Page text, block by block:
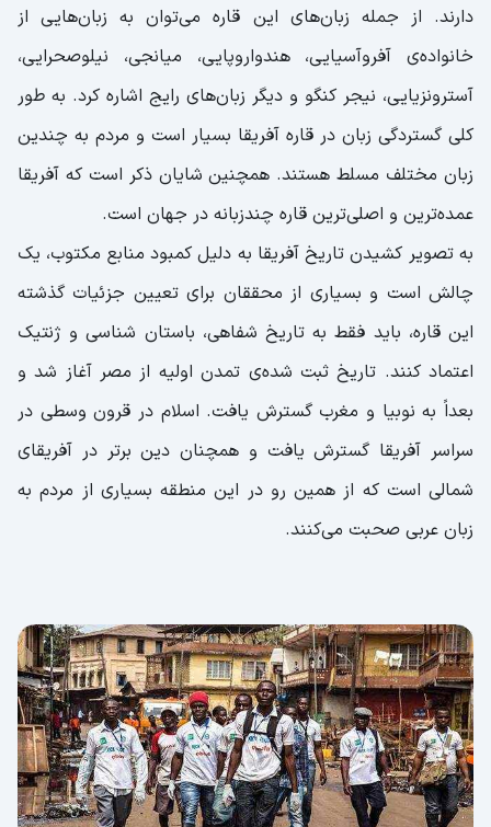
دارند. از جمله زبان‌های این قاره می‌توان به زبان‌هایی از
خانواده‌ی آفروآسیایی، هندواروپایی، میانجی، نیلوصحرایی،
آسترونزیایی، نیجر کنگو و دیگر زبان‌های رایج اشاره کرد. به طور
کلی گستردگی زبان در قاره آفریقا بسیار است و مردم به چندین
زبان مختلف مسلط هستند. همچنین شایان ذکر است که آفریقا
عمده‌ترین و اصلی‌ترین قاره چندزبانه در جهان است.
به تصویر کشیدن تاریخ آفریقا به دلیل کمبود منابع مکتوب، یک
چالش است و بسیاری از محققان برای تعیین جزئیات گذشته
این قاره، باید فقط به تاریخ شفاهی، باستان شناسی و ژنتیک
اعتماد کنند. تاریخ ثبت شده‌ی تمدن اولیه از مصر آغاز شد و
بعداً به نوبیا و مغرب گسترش یافت. اسلام در قرون وسطی در
سراسر آفریقا گسترش یافت و همچنان دین برتر در آفریقای
شمالی است که از همین رو در این منطقه بسیاری از مردم به
زبان عربی صحبت می‌کنند.